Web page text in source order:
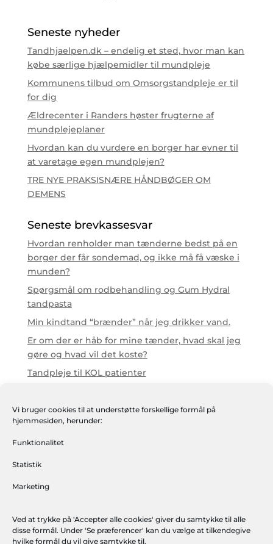
Vi bruger cookies til at understøtte forskellige formål på
hjemmesiden, herunder:
Funktionalitet
Statistik
Marketing
Ved at trykke på 'Accepter alle cookies' giver du samtykke til alle
disse formål. Under 'Se præferencer' kan du vælge at tilkendegive
hvilke formål du vil give samtykke til.
Seneste nyheder
Tandhjaelpen.dk – endelig et sted, hvor man kan
købe særlige hjælpemidler til mundpleje
Kommunens tilbud om Omsorgstandpleje er til
for dig
Ældrecenter i Randers høster frugterne af
mundplejeplaner
Hvordan kan du vurdere en borger har evner til
at varetage egen mundplejen?
TRE NYE PRAKSISNÆRE HÅNDBØGER OM
DEMENS
Seneste brevkassesvar
Hvordan renholder man tænderne bedst på en
borger der får sondemad, og ikke må få væske i
munden?
Spørgsmål om rodbehandling og Gum Hydral
tandpasta
Min kindtand “brænder” når jeg drikker vand.
Er om der er håb for mine tænder, hvad skal jeg
gøre og hvad vil det koste?
Tandpleje til KOL patienter
Seneste nyhedsbreve
Palliativ mundpleje
Svarene til den store quiz om mundpleje